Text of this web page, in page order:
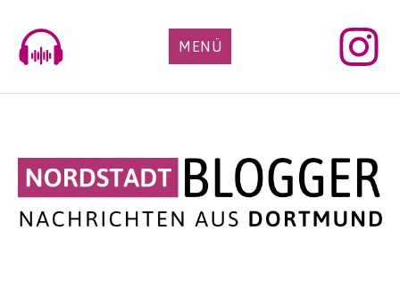
content
MENÜ